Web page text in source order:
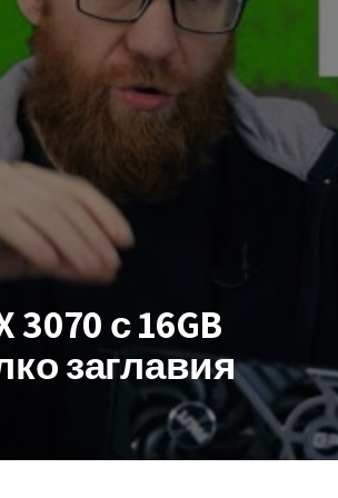
с 16GB
заглавия